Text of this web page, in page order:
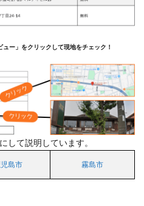
ュー」をクリックして現地をチェック！
して説明しています。
島市 霧島市